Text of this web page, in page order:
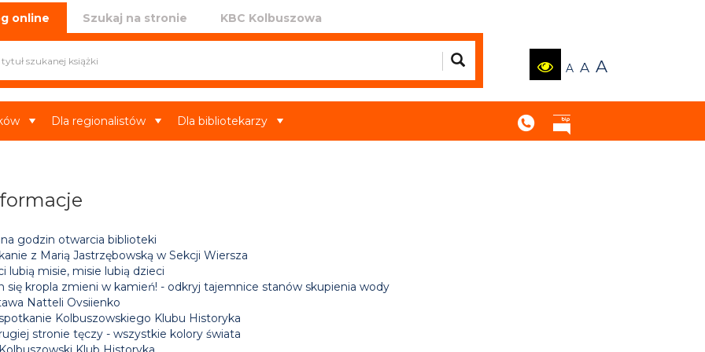
w Kolbuszowej
online Szukaj na stronie KBC Kolbuszowa
A A A
Dla regionalistów Dla bibliotekarzy
godzin otwarcia biblioteki
z Marią Jastrzębowską w Sekcji Wiersza
lubią misie, misie lubią dzieci
się kropla zmieni w kamień! - odkryj tajemnice stanów skupienia wody
Natteli Ovsiienko
Kolbuszowskiego Klubu Historyka
stronie tęczy - wszystkie kolory świata